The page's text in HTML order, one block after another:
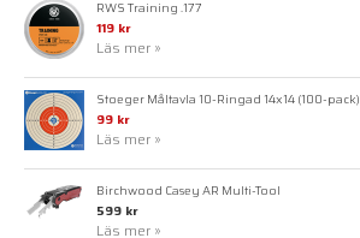
RWS Training .177
119 kr
Läs mer »
Stoeger Måltavla 10-Ringad 14x14 (100-pack)
99 kr
Läs mer »
Birchwood Casey AR Multi-Tool
599 kr
Läs mer »